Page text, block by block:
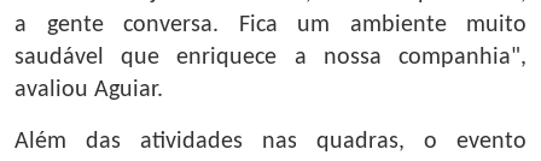
a gente conversa. Fica um ambiente muito
saudável que enriquece a nossa companhia",
avaliou Aguiar.
Além das atividades nas quadras, o evento